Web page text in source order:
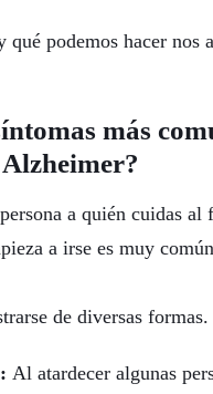
qué podemos hacer nos
más
a quién cuidas
a irse es muy
de diversas
Al atardecer algunas